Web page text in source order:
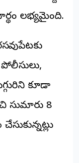
లభ్యమైంది.
కూడా
సుమారు 8